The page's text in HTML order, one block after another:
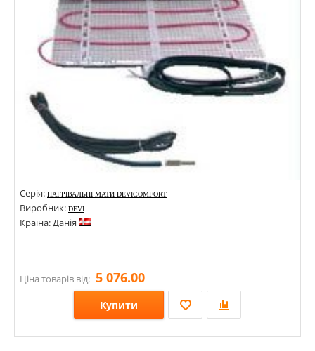
Серія: НАГРІВАЛЬНІ МАТИ DEVICOMFORT
Виробник: DEVI
Країна: Данія
Ціна товарів від: 5 076.00
Купити
Розміри: